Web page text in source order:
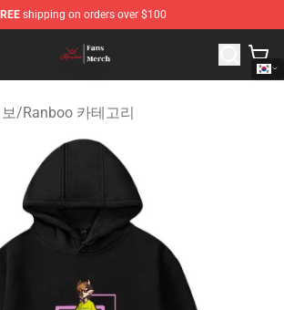
shipping on orders over $100
- Official Ranboo Merchandise Store
/Ranboo 카테고리